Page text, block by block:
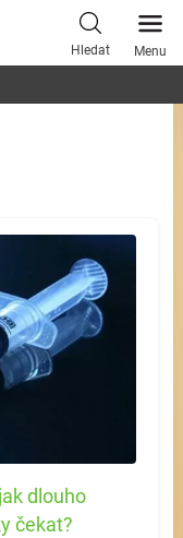
Hledat Menu
dlouho
čekat?